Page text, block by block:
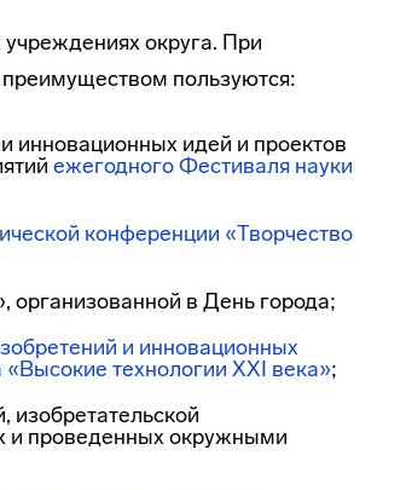
округа. При
пользуются:
и инновационных идей и проектов
ежегодного Фестиваля науки
конференции «Творчество
в День города;
и инновационных
технологии XXI века»;
, изобретательской
и проведенных окружными